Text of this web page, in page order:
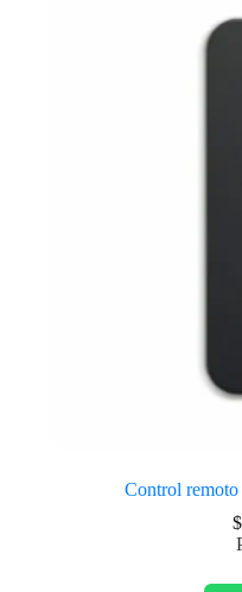
Control remoto
$